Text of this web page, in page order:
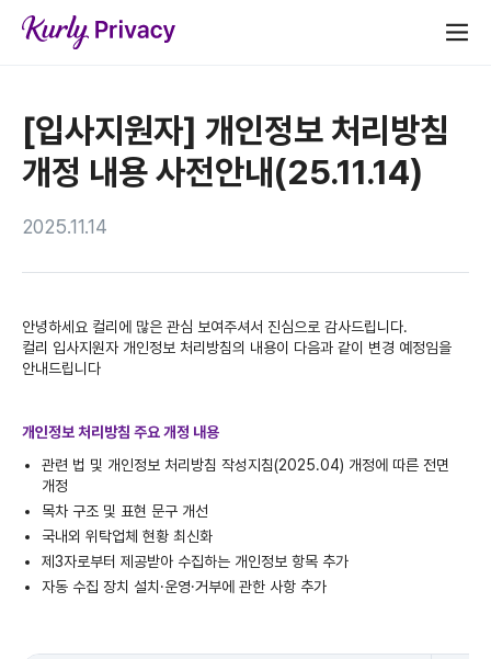
[입사지원자] 개인정보 처리방침
개정 내용 사전안내(25.11.14)
2025.11.14
안녕하세요 컬리에 많은 관심 보여주셔서 진심으로 감사드립니다.
컬리 입사지원자 개인정보 처리방침의 내용이 다음과 같이 변경 예정임을
안내드립니다
개인정보 처리방침 주요 개정 내용
관련 법 및 개인정보 처리방침 작성지침(2025.04) 개정에 따른 전면
개정
목차 구조 및 표현 문구 개선
국내외 위탁업체 현황 최신화
제3자로부터 제공받아 수집하는 개인정보 항목 추가
자동 수집 장치 설치·운영·거부에 관한 사항 추가